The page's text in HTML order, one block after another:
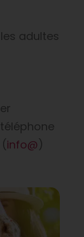
adultes
info@)